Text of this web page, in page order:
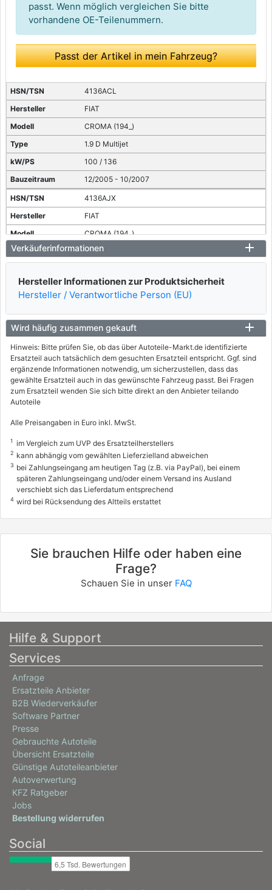
passt. Wenn möglich vergleichen Sie bitte
vorhandene OE-Teilenummern.
Passt der Artikel in mein Fahrzeug?
4136ACL
FIAT
CROMA (194_)
1.9 D Multijet
100 / 136
12/2005 - 10/2007
4136AJX
FIAT
CROMA (194_)
1.9 D Multijet
06/2005 - 12/2011
FIAT
1.9 D Multijet (194AXB1B)
88 / 120
06/2005 - 12/2011
CROMA (194_)
1.9 D Multijet (194AXC1B, 194AXC12)
110 / 150
06/2005 - 12/2011
4136084, 4136AJY
FIAT
CROMA (194_)
2.4 D Multijet
147 / 200
Verkäuferinformationen
Hersteller Informationen zur Produktsicherheit
Hersteller / Verantwortliche Person (EU)
Wird häufig zusammen gekauft
Hinweis: Bitte prüfen Sie, ob das über Autoteile-Markt.de identifizierte
Ersatzteil auch tatsächlich dem gesuchten Ersatzteil entspricht. Ggf. sind
ergänzende Informationen notwendig, um sicherzustellen, dass das
gewählte Ersatzteil auch in das gewünschte Fahrzeug passt. Bei Fragen
zum Ersatzteil wenden Sie sich bitte direkt an den Anbieter teilando
Autoteile
Alle Preisangaben in Euro inkl. MwSt.
1 im Vergleich zum UVP des Ersatzteilherstellers
2 kann abhängig vom gewählten Lieferzielland abweichen
3 bei Zahlungseingang am heutigen Tag (z.B. via PayPal), bei einem
späteren Zahlungseingang und/oder einem Versand ins Ausland
verschiebt sich das Lieferdatum entsprechend
4 wird bei Rücksendung des Altteils erstattet
Sie brauchen Hilfe oder haben eine
Frage?
Schauen Sie in unser FAQ
Hilfe & Support
Services
Anfrage
Ersatzteile Anbieter
B2B Wiederverkäufer
Software Partner
Presse
Gebrauchte Autoteile
Übersicht Ersatzteile
Günstige Autoteileanbieter
Autoverwertung
KFZ Ratgeber
Jobs
Bestellung widerrufen
Social